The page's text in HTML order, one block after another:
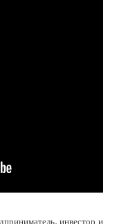
инвестор и